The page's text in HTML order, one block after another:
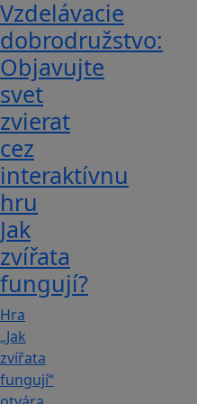
Vzdelávacie
dobrodružstvo:
Objavujte
svet
zvierat
cez
interaktívnu
hru
Jak
zvířata
fungují?
Hra
„Jak
zvířata
fungují“